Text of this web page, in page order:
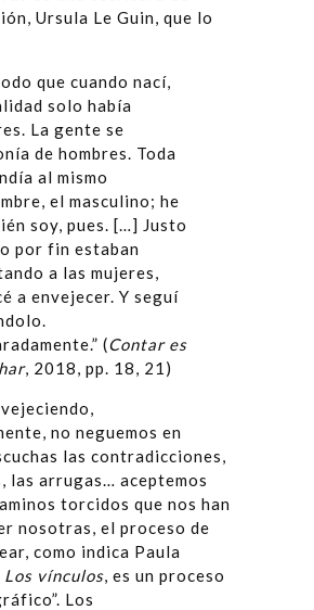
Ursula Le Guin, que lo
que cuando nací,
solo había
La gente se
de hombres. Toda
al mismo
el masculino; he
soy, pues. […] Justo
por fin estaban
a las mujeres,
a envejecer. Y seguí
(Contar es
, 2018, pp. 18, 21)
no neguemos en
las contradicciones,
las arrugas… aceptemos
torcidos que nos han
nosotras, el proceso de
como indica Paula
Los vínculos, es un proceso
Los